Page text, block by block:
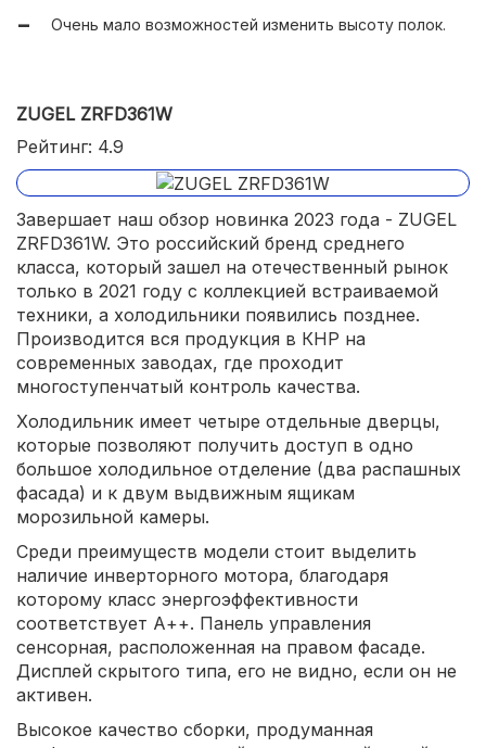
Очень мало возможностей изменить высоту полок.
ZUGEL ZRFD361W
Рейтинг: 4.9
Завершает наш обзор новинка 2023 года - ZUGEL
ZRFD361W. Это российский бренд среднего
класса, который зашел на отечественный рынок
только в 2021 году с коллекцией встраиваемой
техники, а холодильники появились позднее.
Производится вся продукция в КНР на
современных заводах, где проходит
многоступенчатый контроль качества.
Холодильник имеет четыре отдельные дверцы,
которые позволяют получить доступ в одно
большое холодильное отделение (два распашных
фасада) и к двум выдвижным ящикам
морозильной камеры.
Среди преимуществ модели стоит выделить
наличие инверторного мотора, благодаря
которому класс энергоэффективности
соответствует А++. Панель управления
сенсорная, расположенная на правом фасаде.
Дисплей скрытого типа, его не видно, если он не
активен.
Высокое качество сборки, продуманная